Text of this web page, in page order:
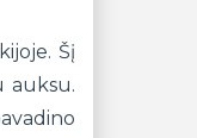
Šį
auksu.